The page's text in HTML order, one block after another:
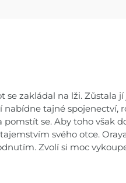
se zakládal na lži. Zůstala
tajné spojenectví,
se. Aby toho však
svého otce.
Zvolí si moc